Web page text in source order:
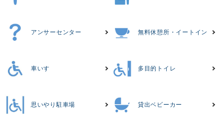
アンサーセンター 無料休憩所・イートイン
車いす 多目的トイレ
思いやり駐車場 貸出ベビーカー